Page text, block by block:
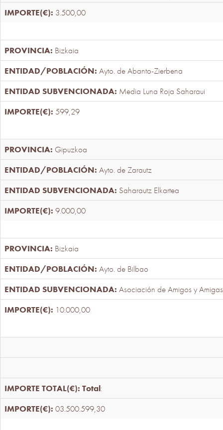
3.500,00
Bizkaia
Ayto. de Abanto-Zierbena
Media Luna Roja Saharaui
599,29
Gipuzkoa
Ayto. de Zarautz
Saharautz Elkartea
9.000,00
Bizkaia
Ayto. de Bilbao
Asociación de Amigos y
10.000,00
Total:
03.500.599,30